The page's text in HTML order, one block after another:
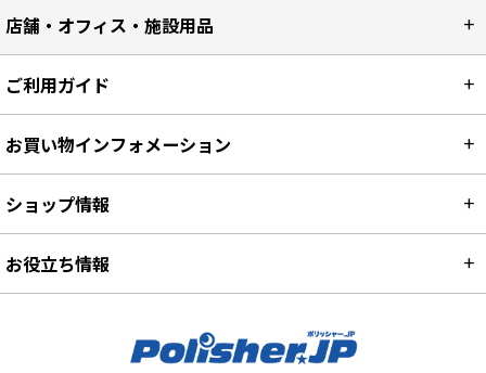
店舗・オフィス・施設用品
ご利用ガイド
お買い物インフォメーション
ショップ情報
お役立ち情報